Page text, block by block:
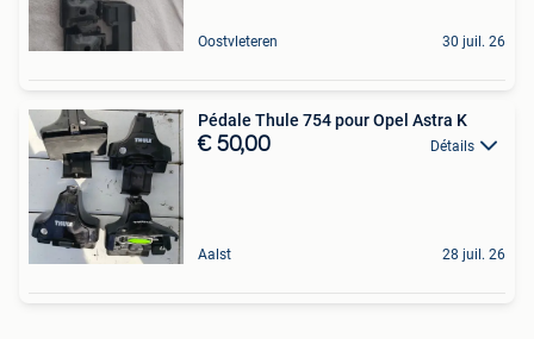
Oostvleteren 30 juil. 26
Pédale Thule 754 pour Opel Astra K
€ 50,00 Détails
Aalst 28 juil. 26